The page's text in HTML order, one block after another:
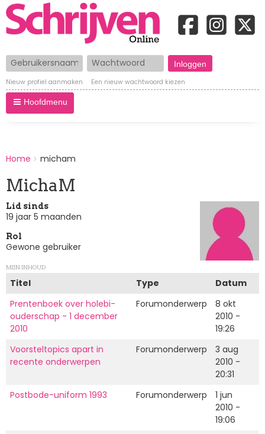
Gebruikersnaam Wachtwoord
Nieuw profiel aanmaken Een nieuw wachtwoord kiezen
Hoofdmenu
BREADCRUMBS
You
here:
Home micham
MichaM
Lid sinds
19 jaar 5 maanden
Rol
Gewone gebruiker
MIJN INHOUD
Titel Type
Datum
Prentenboek over holebi-
ouderschap - 1 december
2010
Forumonderwerp
8 okt
2010 -
19:26
Voorsteltopics apart in
recente onderwerpen
Forumonderwerp
3 aug
2010 -
20:31
Postbode-uniform 1993
Forumonderwerp
1 jun
2010 -
19:06